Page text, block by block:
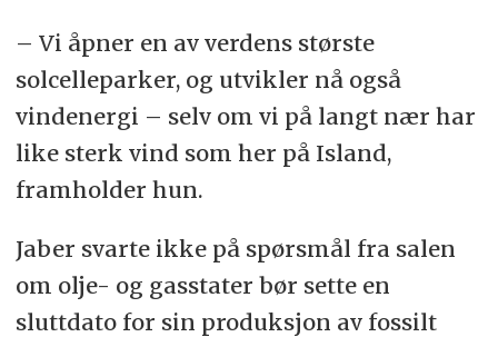
– Vi åpner en av verdens største
solcelleparker, og utvikler nå også
vindenergi – selv om vi på langt nær har
like sterk vind som her på Island,
framholder hun.
Jaber svarte ikke på spørsmål fra salen
om olje- og gasstater bør sette en
sluttdato for sin produksjon av fossilt